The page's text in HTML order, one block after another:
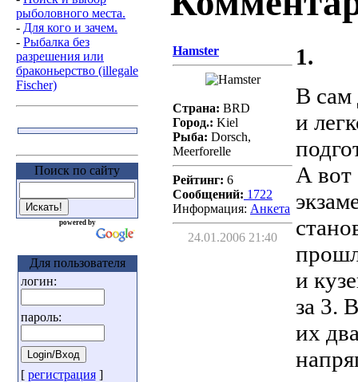
рыболовного места.
- Для кого и зачем.
- Рыбалка без
разрешения или
браконьерство (illegale
Fischer)
Поиск по сайту
powered by
Для пользователя
логин:
пароль:
[ регистрация]
Hamster
Страна: BRD
Город.: Kiel
Рыба: Dorsch,
Meerforelle
Рейтинг: 6
Сообщений: 1722
Информация: Aнкета
24.01.2006 21:40
1.
В сам
и
А вот
и
за 3.
их